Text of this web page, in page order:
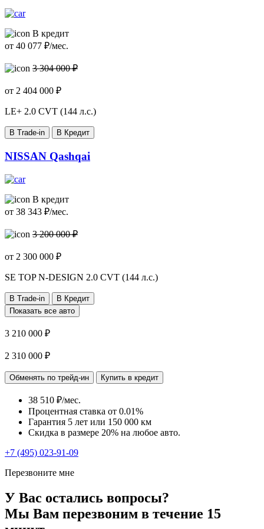
В кредит
от 40 077 ₽/мес.
3 304 000 ₽
от 2 404 000 ₽
LE+ 2.0 CVT (144 л.с.)
В Trade-in В Кредит
NISSAN Qashqai
В кредит
от 38 343 ₽/мес.
3 200 000 ₽
от 2 300 000 ₽
SE TOP N-DESIGN 2.0 CVT (144 л.с.)
В Trade-in
В Кредит
Показать все авто
3 210 000 ₽
2 310 000 ₽
Обменять по трейд-ин Купить в кредит
38 510 ₽/мес.
Процентная ставка от 0.01%
Гарантия 5 лет или 150 000 км
Скидка в размере 20% на любое авто.
+7 (495) 023-91-09
Перезвоните мне
У Вас остались вопросы?
Мы Вам перезвоним в течение 15